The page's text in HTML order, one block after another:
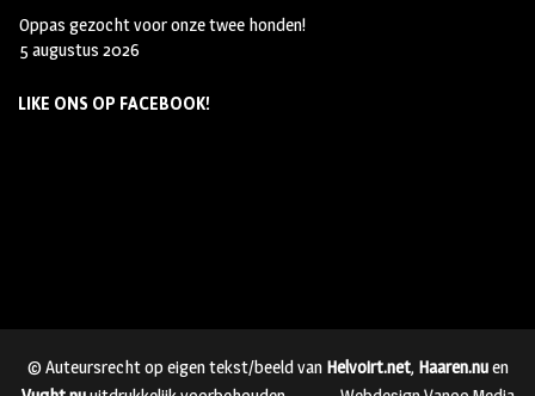
Oppas gezocht voor onze twee honden!
5 augustus 2026
LIKE ONS OP FACEBOOK!
© Auteursrecht op eigen tekst/beeld van Helvoirt.net, Haaren.nuen